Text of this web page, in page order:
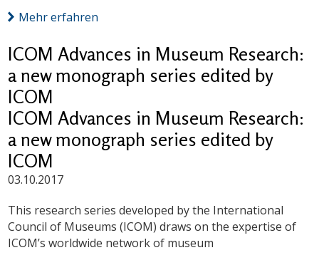
Mehr erfahren
ICOM Advances in Museum Research:
a new monograph series edited by
ICOM
ICOM Advances in Museum Research:
a new monograph series edited by
ICOM
03.10.2017
This research series developed by the International
Council of Museums (ICOM) draws on the expertise of
ICOM’s worldwide network of museum